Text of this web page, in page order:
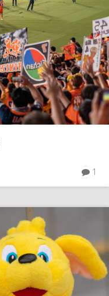
1